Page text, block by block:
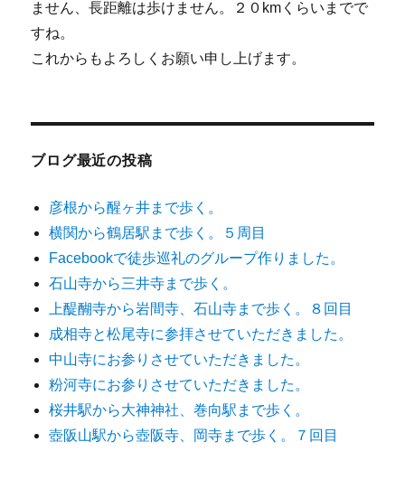
ません、長距離は歩けません。２０kmくらいまでで
すね。
これからもよろしくお願い申し上げます。
ブログ最近の投稿
彦根から醒ヶ井まで歩く。
横関から鶴居駅まで歩く。５周目
Facebookで徒歩巡礼のグループ作りました。
石山寺から三井寺まで歩く。
上醍醐寺から岩間寺、石山寺まで歩く。８回目
成相寺と松尾寺に参拝させていただきました。
中山寺にお参りさせていただきました。
粉河寺にお参りさせていただきました。
桜井駅から大神神社、巻向駅まで歩く。
壺阪山駅から壺阪寺、岡寺まで歩く。７回目